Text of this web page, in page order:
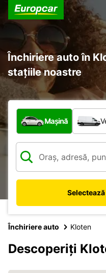
Închiriere auto în
stațiile noastre
Ce tip de vehicul?
Mașină
Închiriere auto Kloten
Descoperiți